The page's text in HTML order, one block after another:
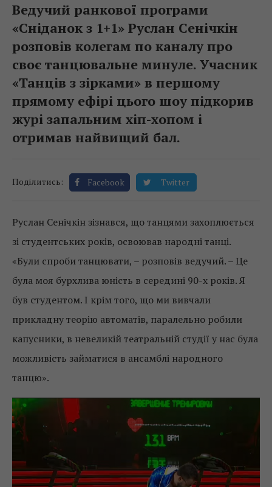
Ведучий ранкової програми
«Сніданок з 1+1» Руслан Сенічкін
розповів колегам по каналу про
своє танцювальне минуле. Учасник
«Танців з зірками» в першому
прямому ефірі цього шоу підкорив
журі запальним хіп-хопом і
отримав найвищий бал.
Поділитись: Facebook Twitter
Руслан Сенічкін зізнався, що танцями захоплюється
зі студентських років, освоював народні танці.
«Були спроби танцювати, – розповів ведучий. – Це
була моя бурхлива юність в середині 90-х років. Я
був студентом. І крім того, що ми вивчали
прикладну теорію автоматів, паралельно робили
капусники, в невеликій театральній студії у нас була
можливість займатися в ансамблі народного
танцю».